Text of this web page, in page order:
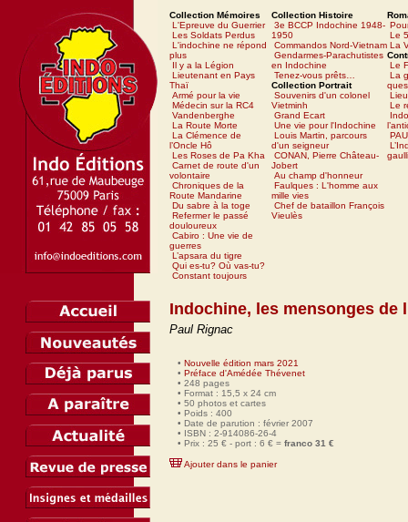
Collection Mémoires
L'Epreuve du Guerrier
Les Soldats Perdus
L'indochine ne répond
plus
Il y a la Légion
Lieutenant en Pays
Thaï
Armé pour la vie
Médecin sur la RC4
Vandenberghe
La Route Morte
La Clémence de
l’Oncle Hô
Les Roses de Pa Kha
Carnet de route d'un
volontaire
Chroniques de la
Route Mandarine
Du sabre à la toge
Refermer le passé
douloureux
Cabiro : Une vie de
guerres
L’apsara du tigre
Qui es-tu? Où vas-tu?
Constant toujours
Collection Histoire
3e BCCP Indochine 1948-
1950
Commandos Nord-Vietnam
Gendarmes-Parachutistes
en Indochine
Tenez-vous prêts…
Collection Portrait
Souvenirs d'un colonel
Vietminh
Grand Ecart
Une vie pour l'Indochine
Louis Martin, parcours
d'un seigneur
CONAN, Pierre Château-
Jobert
Au champ d'honneur
Faulques : L'homme aux
mille vies
Chef de bataillon François
Vieulès
Le
La
Le
La
Le
Indochine, les mensonges de
Paul Rignac
• Nouvelle édition mars 2021
• Préface d'Amédée Thévenet
• 248 pages
• Format : 15,5 x 24 cm
• 50 photos et cartes
• Poids : 400
• Date de parution : février 2007
• ISBN : 2-914086-26-4
• Prix : 25 € - port : 6 € = franco 31 €
Ajouter dans le panier